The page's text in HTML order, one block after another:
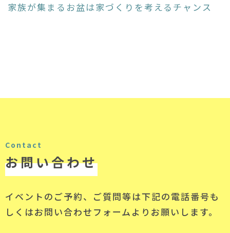
家族が集まるお盆は家づくりを考えるチャンス
Contact
お問い合わせ
イベントのご予約、ご質問等は下記の電話番号も
しくはお問い合わせフォームよりお願いします。